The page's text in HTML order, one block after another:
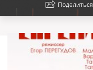
Поделиться